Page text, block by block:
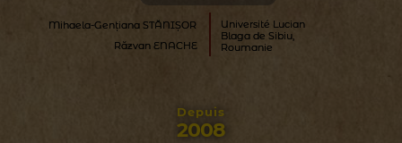
Răzvan ENACHE
Mihaela-Genţiana STĂNIŞOR
Université Lucian
Blaga de Sibiu,
Roumanie
Depuis
2008